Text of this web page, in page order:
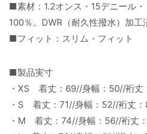
■素材：1.2オンス・15デニール
100％。DWR（耐久性撥水）加工
■フィット：スリム・フィット
■製品実寸
・XS 着丈：69//身幅：50//裄丈
・S 着丈：71//身幅：52//裄丈
・M 着丈：74//身幅：56//裄丈